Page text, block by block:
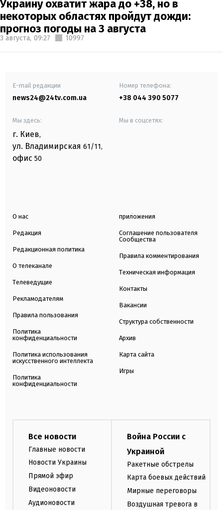
Украину охватит жара до +38, но в
некоторых областях пройдут дожди:
прогноз погоды на 3 августа
3 августа, 09:27 10997
E-mail редакции
news24@24tv.com.ua
Номер телефона:
+38 044 390 5077
Мы здесь:
г. Киев,
ул. Владимирская 61/11,
офис 50
Мы в соцсетях:
О нас
Редакция
Редакционная политика
О телеканале
Телеведущие
Рекламодателям
Правила пользования
Политика
конфиденциальности
Политика использования
искусственного интеллекта
Политика
конфиденциальности
приложения
Соглашение пользователя
Сообщества
Правила комментирования
Техническая информация
Контакты
Вакансии
Структура собственности
Архив
Карта сайта
Игры
Все новости
Главные новости
Новости Украины
Прямой эфир
Видеоновости
Аудионовости
Война России с
Украиной
Ракетные обстрелы
Карта боевых действий
Мирные переговоры
Воздушная тревога в